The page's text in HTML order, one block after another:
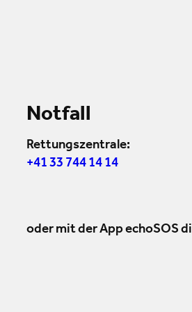
Notfall
Rettungszentrale:
+41 33 744 14 14
oder mit der App echoSOS